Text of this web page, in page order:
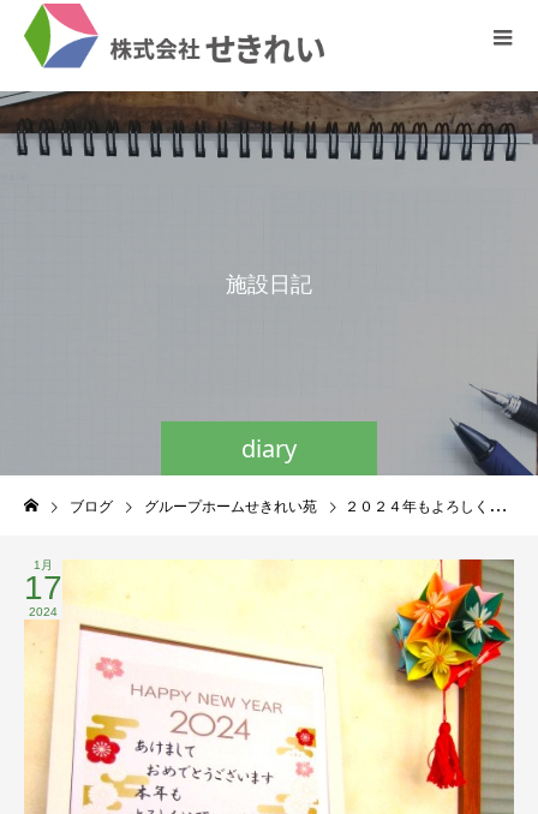
diary
施設日記
ブログ グループホームせきれい苑 ２０２４年もよろしくお願い申し上げます。
1月
17
2024